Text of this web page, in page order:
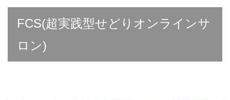
FCS(超実践型せどりオンラインサ
ロン)